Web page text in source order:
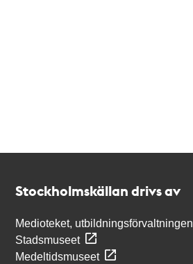
Stockholmskällan drivs av
Medioteket, utbildningsförvaltningen
Stadsmuseet
Medeltidsmuseet